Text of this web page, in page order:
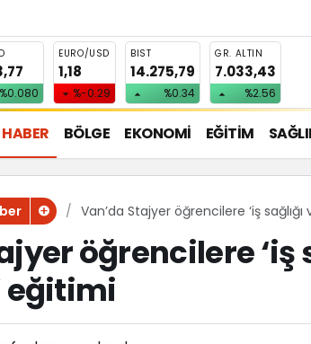
%0.080
EURO/USD
1,18
%-0.29
BIST
14.275,79
%0.34
GR. ALTIN
7.033,43
%2.56
BÖLGE EKONOMİ EĞİTİM
Van’da Stajyer öğrencilere ‘iş
öğrencilere ‘iş
eğitimi